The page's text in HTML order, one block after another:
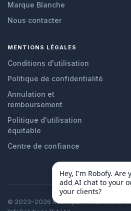
Marque Blanche
Nous contacter
MENTIONS LÉGALES
Conditions d'utilisation
Politique de confidentialité
Annulation et
remboursement
Politique d'utilisation
équitable
Centre de confiance
© 2023–2026 Robofy.ai - Tous droits
Hey, I'm Robofy. Are
add AI chat to your
your clients?